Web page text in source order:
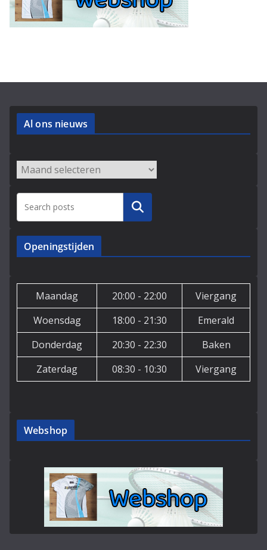
Al ons nieuws
Archieven
Zoeken
Openingstijden
Maandag 20:00 - 22:00
Viergang
Woensdag
18:00 - 21:30
Emerald
Donderdag
20:30 - 22:30
Baken
Zaterdag
08:30 - 10:30 Viergang
Webshop